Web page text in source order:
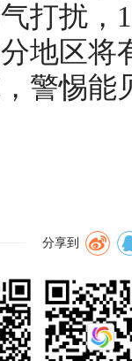
打扰，
地区将
警惕能
分享到